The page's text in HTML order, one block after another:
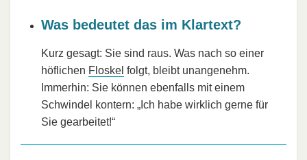
Was bedeutet das im Klartext?
Kurz gesagt: Sie sind raus. Was nach so einer
höflichen Floskel folgt, bleibt unangenehm.
Immerhin: Sie können ebenfalls mit einem
Schwindel kontern: „Ich habe wirklich gerne für
Sie gearbeitet!“